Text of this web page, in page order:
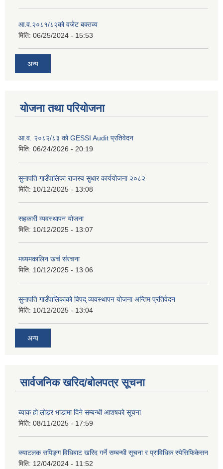
आ.व.२०८१/८२को वजेट बक्तव्य
मिति: 06/25/2024 - 15:53
अन्य
योजना तथा परियोजना
आ.व. २०८२/८३ को GESSI Audit प्रतिवेदन
मिति: 06/24/2026 - 20:19
सुनापति गाउँपालिका राजस्व सुधार कार्ययोजना २०८२
मिति: 10/12/2025 - 13:08
सहकारी व्यवस्थापन योजना
मिति: 10/12/2025 - 13:07
मध्यमकालिन खर्च संरचना
मिति: 10/12/2025 - 13:06
सुनापति गाउँपालिकाको विपद् व्यवस्थापन योजना अन्तिम प्रतिवेदन
मिति: 10/12/2025 - 13:04
अन्य
सार्वजनिक खरिद/बोलपत्र सूचना
ब्याक हो लोडर भाडामा दिने सम्बन्धी आशषको सूचना
मिति: 08/11/2025 - 17:59
क्याटलक सपिङ्ग विधिबाट खरिद गर्ने सम्बन्धी सूचना र प्राविधिक स्पेसिफिकेसन
मिति: 12/04/2024 - 11:52